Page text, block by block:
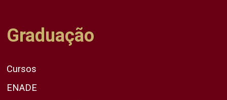
Graduação
Cursos
ENADE